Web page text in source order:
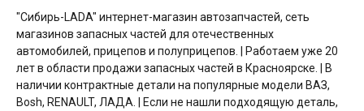
"Сибирь-LADA" интернет-магазин автозапчастей, сеть
магазинов запасных частей для отечественных
автомобилей, прицепов и полуприцепов. | Работаем уже 20
лет в области продажи запасных частей в Красноярске. | В
наличии контрактные детали на популярные модели ВАЗ,
Bosh, RENAULT, ЛАДА. | Если не нашли подходящую деталь,